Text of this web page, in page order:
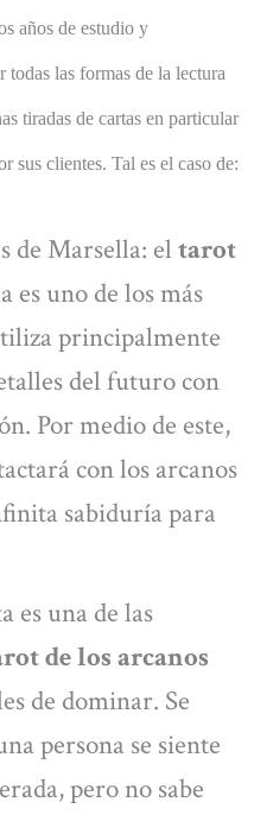
años de estudio y
las formas de la lectura
tiradas de cartas en particular
sus clientes. Tal es el caso de:
de Marsella: eltarot
es uno de los más
principalmente
del futuro con
Por medio de este,
con los arcanos
sabiduría para
es una de las
de los arcanos
de dominar. Se
persona se siente
pero no sabe